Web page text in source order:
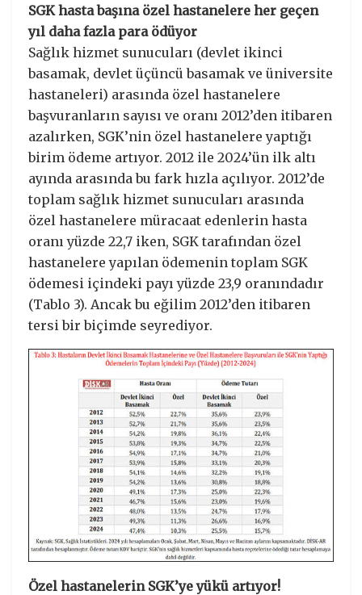
SGK hasta başına özel hastanelere her geçen
yıl daha fazla para ödüyor
Sağlık hizmet sunucuları (devlet ikinci
basamak, devlet üçüncü basamak ve üniversite
hastaneleri) arasında özel hastanelere
başvuranların sayısı ve oranı 2012’den itibaren
azalırken, SGK’nin özel hastanelere yaptığı
birim ödeme artıyor. 2012 ile 2024’ün ilk altı
ayında arasında bu fark hızla açılıyor. 2012’de
toplam sağlık hizmet sunucuları arasında
özel hastanelere müracaat edenlerin hasta
oranı yüzde 22,7 iken, SGK tarafından özel
hastanelere yapılan ödemenin toplam SGK
ödemesi içindeki payı yüzde 23,9 oranındadır
(Tablo 3). Ancak bu eğilim 2012’den itibaren
tersi bir biçimde seyrediyor.
Özel hastanelerin SGK’ye yükü artıyor!